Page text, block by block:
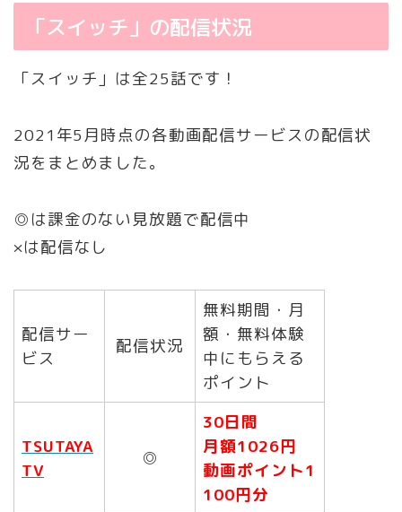
「スイッチ」の配信状況
「スイッチ」は全25話です！
2021年5月時点の各動画配信サービスの配信状
況をまとめました。
◎は課金のない見放題で配信中
×は配信なし
配信サー
ビス
配信状況
無料期間・月
額・無料体験
中にもらえる
ポイント
TSUTAYA
TV
◎
30日間
月額1026円
動画ポイント1
100円分